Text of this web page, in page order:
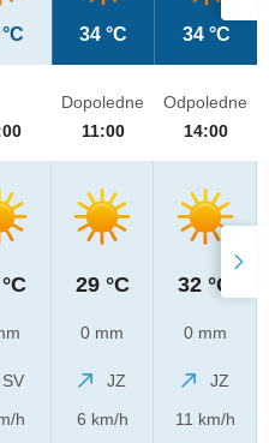
34 °C 34 °C
SV
h
Dopoledne
11:00
29 °C
0 mm
JZ
6 km/h
Odpoledne
14:00
32 °C
0 mm
JZ
11 km/h